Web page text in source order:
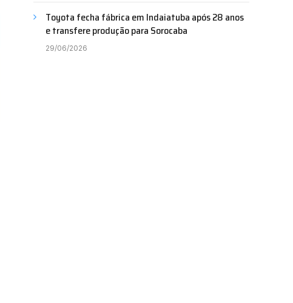
Toyota fecha fábrica em Indaiatuba após 28 anos
e transfere produção para Sorocaba
29/06/2026